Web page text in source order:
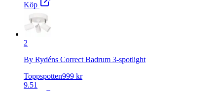
Köp
2
By Rydéns Correct Badrum 3-spotlight
Toppspotten999 kr
9.51